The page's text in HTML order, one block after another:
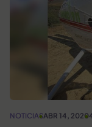
NOTICIASABR 14, 2020